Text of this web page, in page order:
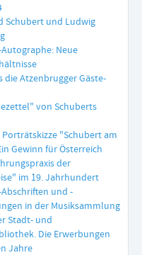
Schubert und Ludwig
Neue
die Atzenbrugger Gäste-
von Schuberts
Porträtskizze "Schubert am
Gewinn für Österreich
der
im 19. Jahrhundert
und -
in der Musiksammlung
Stadt- und
Die Erwerbungen
Jahre